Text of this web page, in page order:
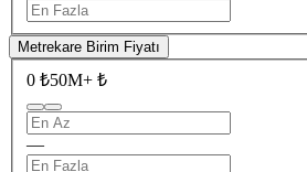
Metrekare Birim Fiyatı
0 ₺50M+ ₺
—